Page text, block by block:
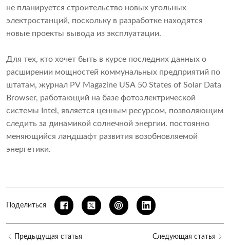
не планируется строительство новых угольных
электростанций, поскольку в разработке находятся
новые проекты вывода из эксплуатации.
Для тех, кто хочет быть в курсе последних данных о
расширении мощностей коммунальных предприятий по
штатам, журнал PV Magazine USA 50 States of Solar Data
Browser, работающий на базе фотоэлектрической
системы Intel, является ценным ресурсом, позволяющим
следить за динамикой солнечной энергии. постоянно
меняющийся ландшафт развития возобновляемой
энергетики.
Поделиться
Предыдущая статья Следующая статья